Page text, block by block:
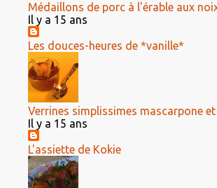
Médaillons de porc à l'érable aux
Il y a 15 ans
Les douces-heures de *vanille*
Verrines simplissimes mascarpone
Il y a 15 ans
L'assiette de Kokie